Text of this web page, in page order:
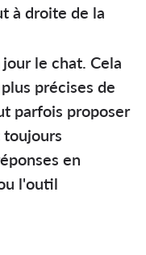
à droite de la
le chat. Cela
précises de
parfois proposer
toujours
en
l'outil